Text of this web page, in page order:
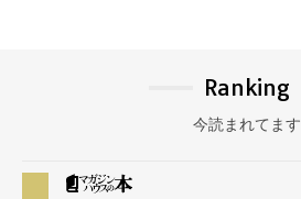
Ranking
今読まれてます